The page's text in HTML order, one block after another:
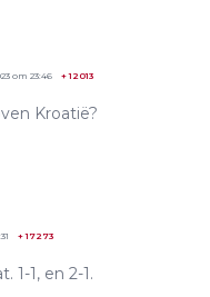
om 23:46 +12013
Kroatië?
+17273
1-1, en 2-1.